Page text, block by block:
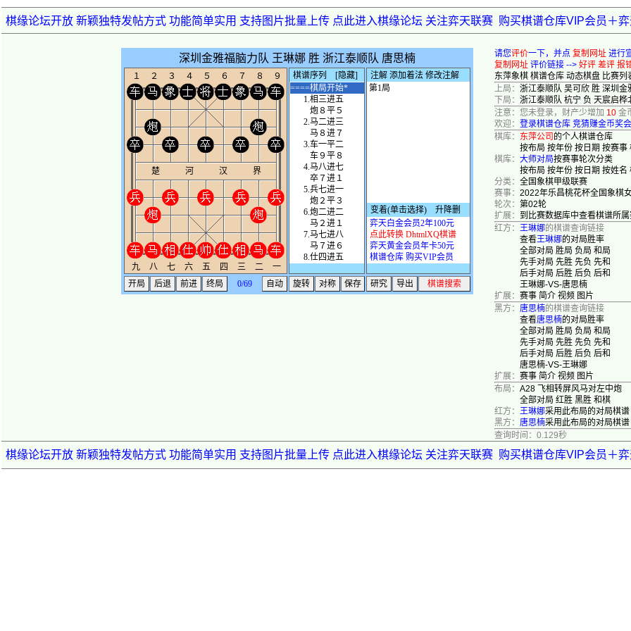
棋缘论坛开放 新颖独特发帖方式 功能简单实用 支持图片批量上传 点此进入棋缘论坛 关注弈天联赛 购买棋谱仓库VIP会员＋
请您评价一下，并点 复制网址 进行
复制网址 评价链接 --> 好评 差评 报
东萍象棋 棋谱仓库 动态棋盘 比赛列
上局： 浙江泰顺队 吴可欣 胜 深圳金
下局： 浙江泰顺队 杭宁 负 天宸启桦
注意：您未登录，财产少增加 10 金
欢迎： 登录棋谱仓库 竞猜赚金币奖
棋库： 东萍公司 的个人棋谱仓库
按布局 按年份 按日期 按赛事
棋库： 大师对局按赛事轮次分类
按布局 按年份 按日期 按姓名
分类： 全国象棋甲级联赛
赛事： 2022年乐昌桃花杯全国象棋
轮次： 第02轮
扩展： 到比赛数据库中查看棋谱所
红方： 王琳娜的棋谱查询链接
查看王琳娜的对局胜率
全部对局 胜局 负局 和局
先手对局 先胜 先负 先和
后手对局 后胜 后负 后和
王琳娜-VS-唐思楠
扩展： 赛事 简介 视频 图片
黑方： 唐思楠 的棋谱查询链接
查看唐思楠的对局胜率
全部对局 胜局 负局 和局
先手对局 先胜 先负 先和
后手对局 后胜 后负 后和
唐思楠-VS-王琳娜
扩展： 赛事 简介 视频 图片
布局： A28 飞相转屏风马对左中炮
全部对局 红胜 黑胜 和棋
红方： 王琳娜采用此布局的对局棋谱
黑方： 唐思楠采用此布局的对局棋谱
查询时间：0.129秒
棋缘论坛开放 新颖独特发帖方式 功能简单实用 支持图片批量上传 点此进入棋缘论坛 关注弈天联赛 购买棋谱仓库VIP会员＋